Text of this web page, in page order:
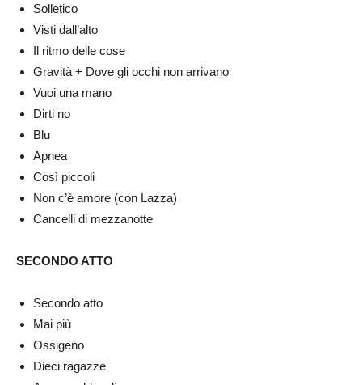
Solletico
Visti dall’alto
Il ritmo delle cose
Gravità + Dove gli occhi non arrivano
Vuoi una mano
Dirti no
Blu
Apnea
Così piccoli
Non c’è amore (con Lazza)
Cancelli di mezzanotte
SECONDO ATTO
Secondo atto
Mai più
Ossigeno
Dieci ragazze